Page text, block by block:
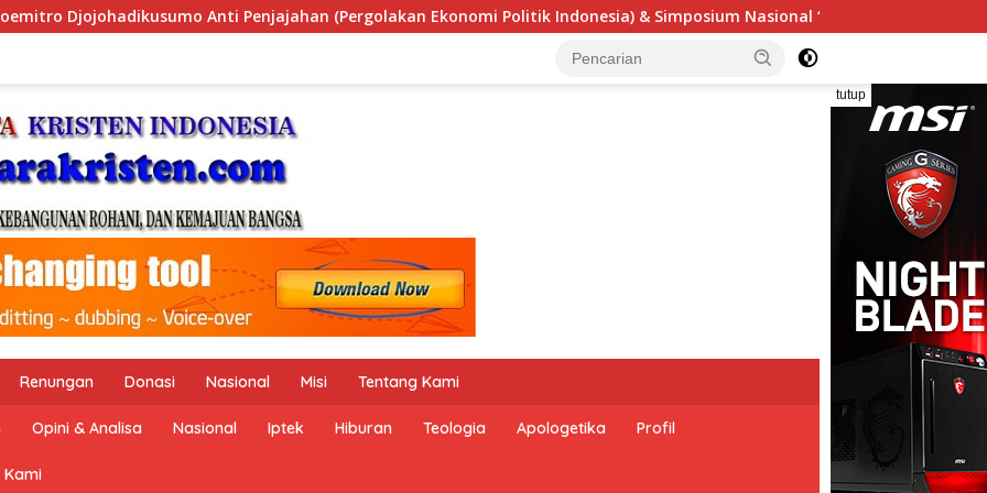
Ekonomi Politik Indonesia) & Simposium Nasional “Urgensi Undang-Undang Perekonomian Nasional dan Kesejahteraan
tutup
Renungan Donasi Nasional Misi Tentang Kami
Opini & Analisa Nasional Iptek Hiburan Teologia Apologetika Profil
Kami